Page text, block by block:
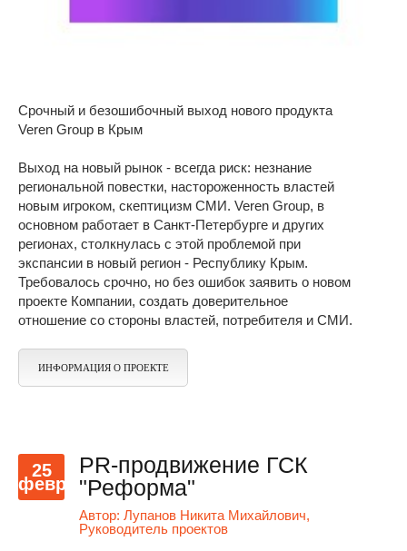
Срочный и безошибочный выход нового продукта
Veren Group в Крым
Выход на новый рынок - всегда риск: незнание
региональной повестки, настороженность властей
новым игроком, скептицизм СМИ. Veren Group, в
основном работает в Санкт-Петербурге и других
регионах, столкнулась с этой проблемой при
экспансии в новый регион - Республику Крым.
Требовалось срочно, но без ошибок заявить о новом
проекте Компании, создать доверительное
отношение со стороны властей, потребителя и СМИ.
ИНФОРМАЦИЯ О ПРОЕКТЕ
25
февр
PR-продвижение ГСК
"Реформа"
Автор: Лупанов Никита Михайлович,
Руководитель проектов